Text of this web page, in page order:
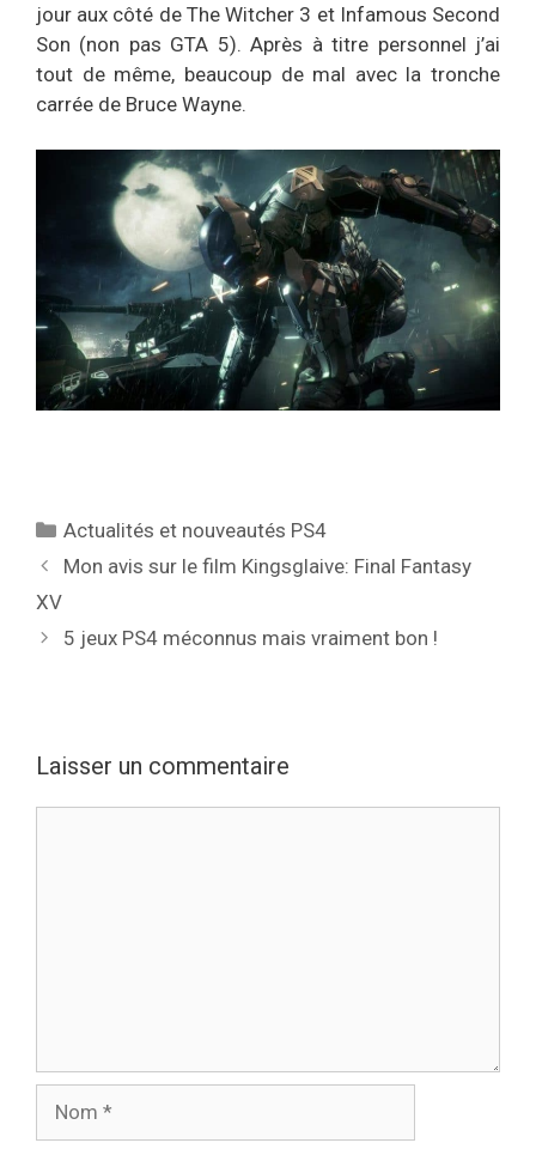
jour aux côté de The Witcher 3 et Infamous Second
Son (non pas GTA 5). Après à titre personnel j’ai
tout de même, beaucoup de mal avec la tronche
carrée de Bruce Wayne.
Catégories
Actualités et nouveautés PS4
Mon avis sur le film Kingsglaive: Final Fantasy
XV
5 jeux PS4 méconnus mais vraiment bon !
Laisser un commentaire